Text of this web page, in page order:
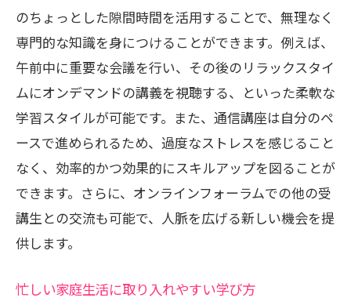
のちょっとした隙間時間を活用することで、無理なく
専門的な知識を身につけることができます。例えば、
午前中に重要な会議を行い、その後のリラックスタイ
ムにオンデマンドの講義を視聴する、といった柔軟な
学習スタイルが可能です。また、通信講座は自分のペ
ースで進められるため、過度なストレスを感じること
なく、効率的かつ効果的にスキルアップを図ることが
できます。さらに、オンラインフォーラムでの他の受
講生との交流も可能で、人脈を広げる新しい機会を提
供します。
忙しい家庭生活に取り入れやすい学び方